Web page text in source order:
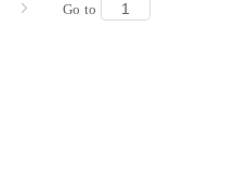
Go to